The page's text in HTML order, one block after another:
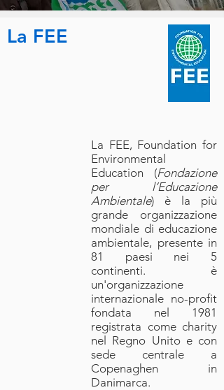
La FEE
La FEE, Foundation for
Environmental
Education (Fondazione
per l’Educazione
Ambientale) è la più
grande organizzazione
mondiale di educazione
ambientale, presente in
81 paesi nei 5
continenti. è
un'organizzazione
internazionale no-profit
fondata nel 1981
registrata come charity
nel Regno Unito e con
sede centrale a
Copenaghen in
Danimarca.